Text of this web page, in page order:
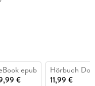
epub
€
Hörbuch
11,99 €